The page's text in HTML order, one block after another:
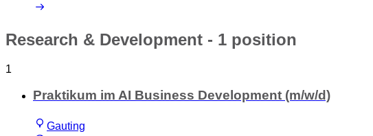
Research & Development - 1 position
1
Praktikum im AI Business Development (m/w/d)
Gauting